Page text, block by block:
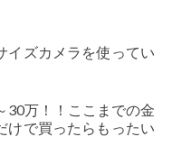
イズカメラを使ってい
30万！！ここまでの金
けで買ったらもったい